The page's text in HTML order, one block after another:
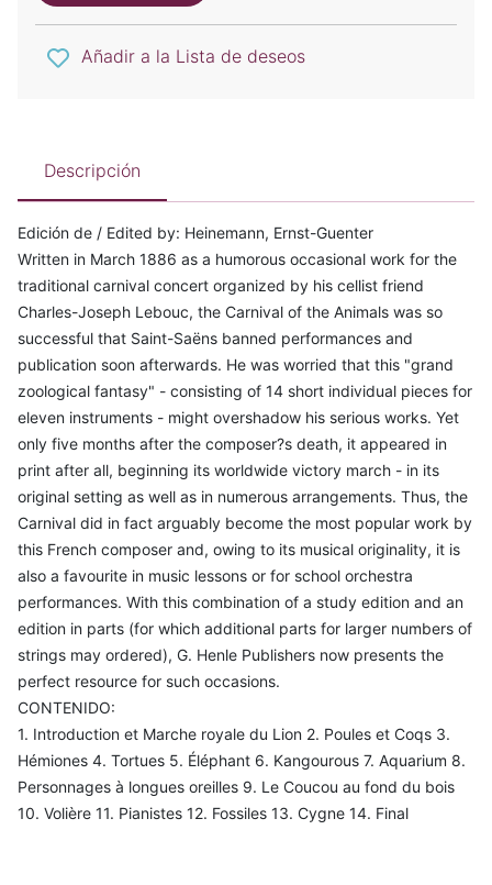
Añadir a la Lista de deseos
Descripción
Edición de / Edited by: Heinemann, Ernst-Guenter
Written in March 1886 as a humorous occasional work for the
traditional carnival concert organized by his cellist friend
Charles-Joseph Lebouc, the Carnival of the Animals was so
successful that Saint-Saëns banned performances and
publication soon afterwards. He was worried that this "grand
zoological fantasy" - consisting of 14 short individual pieces for
eleven instruments - might overshadow his serious works. Yet
only five months after the composer?s death, it appeared in
print after all, beginning its worldwide victory march - in its
original setting as well as in numerous arrangements. Thus, the
Carnival did in fact arguably become the most popular work by
this French composer and, owing to its musical originality, it is
also a favourite in music lessons or for school orchestra
performances. With this combination of a study edition and an
edition in parts (for which additional parts for larger numbers of
strings may ordered), G. Henle Publishers now presents the
perfect resource for such occasions.
CONTENIDO:
1. Introduction et Marche royale du Lion 2. Poules et Coqs 3.
Hémiones 4. Tortues 5. Éléphant 6. Kangourous 7. Aquarium 8.
Personnages à longues oreilles 9. Le Coucou au fond du bois
10. Volière 11. Pianistes 12. Fossiles 13. Cygne 14. Final